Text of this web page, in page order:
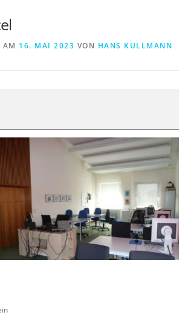
AM 16. MAI 2023 VON HANS KULLMANN